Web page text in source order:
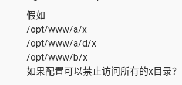
假如
/opt/www/a/x
/opt/www/a/d/x
/opt/www/b/x
如果配置可以禁止访问所有的x目录？